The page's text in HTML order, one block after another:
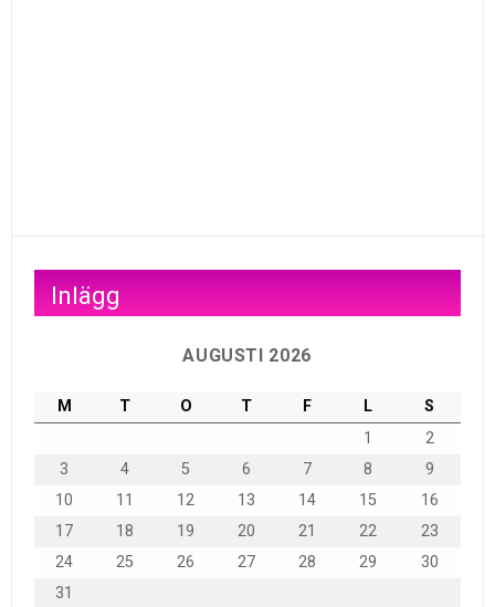
Inlägg
AUGUSTI 2026
M T O T F L
S
1
2
3
4 5 6 7 8
9
10
11 12 13 14 15
16
17
18 19 20 21 22
23
24
25 26 27 28 29
30
31